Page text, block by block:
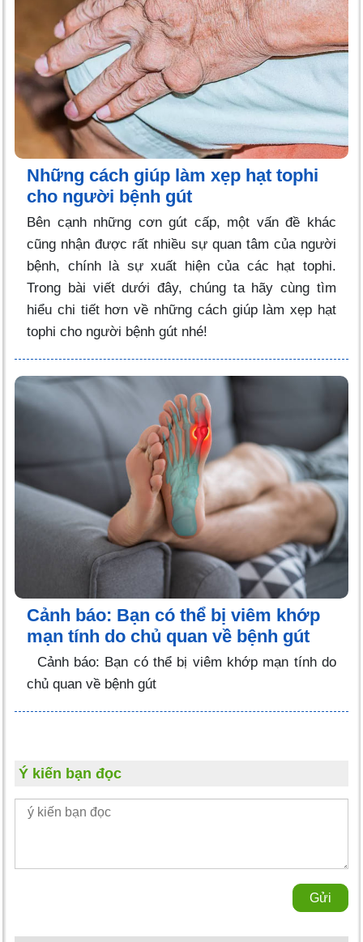
Những cách giúp làm xẹp hạt tophi
cho người bệnh gút
Bên cạnh những cơn gút cấp, một vấn đề khác
cũng nhận được rất nhiều sự quan tâm của người
bệnh, chính là sự xuất hiện của các hạt tophi.
Trong bài viết dưới đây, chúng ta hãy cùng tìm
hiểu chi tiết hơn về những cách giúp làm xẹp hạt
tophi cho người bệnh gút nhé!
Cảnh báo: Bạn có thể bị viêm khớp
mạn tính do chủ quan về bệnh gút
Cảnh báo: Bạn có thể bị viêm khớp mạn tính do
chủ quan về bệnh gút
Ý kiến bạn đọc
Gửi